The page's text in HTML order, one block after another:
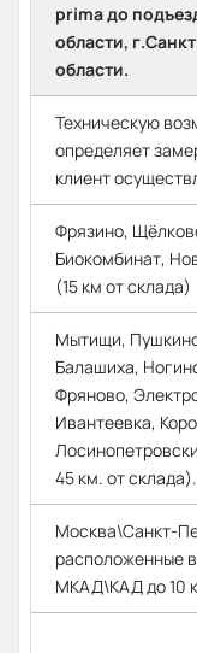
prima до
области,
области.
Техническую
определяет
клиент
Фрязино,
Биокомбинат,
(15 км от склада)
Мытищи,
Балашиха,
Фряново,
Ивантеевка,
45 км. от склада).
Москва\Санкт-
расположенные
МКАД\КАД до 10